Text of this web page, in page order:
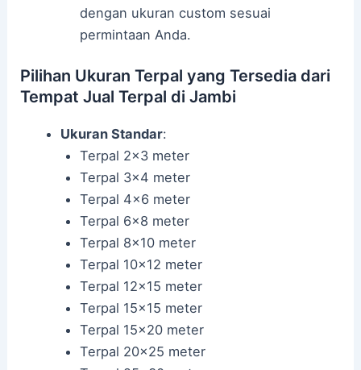
dengan ukuran custom sesuai
permintaan Anda.
Pilihan Ukuran Terpal yang Tersedia dari
Tempat Jual Terpal di Jambi
Ukuran Standar:
Terpal 2×3 meter
Terpal 3×4 meter
Terpal 4×6 meter
Terpal 6×8 meter
Terpal 8×10 meter
Terpal 10×12 meter
Terpal 12×15 meter
Terpal 15×15 meter
Terpal 15×20 meter
Terpal 20×25 meter